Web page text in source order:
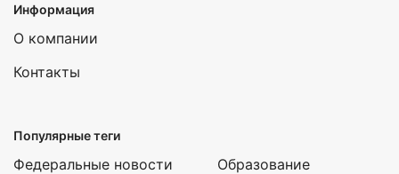
Информация
О компании
Контакты
Популярные теги
Федеральные новости
Образование